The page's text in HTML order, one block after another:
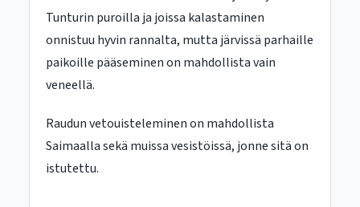
Tunturin puroilla ja joissa kalastaminen
onnistuu hyvin rannalta, mutta järvissä parhaille
paikoille pääseminen on mahdollista vain
veneellä.
Raudun vetouisteleminen on mahdollista
Saimaalla sekä muissa vesistöissä, jonne sitä on
istutettu.